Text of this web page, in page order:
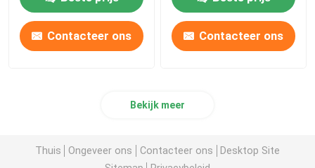
Contacteer ons Contacteer ons
Bekijk meer
Thuis Ongeveer ons Contacteer ons
Desktop Site